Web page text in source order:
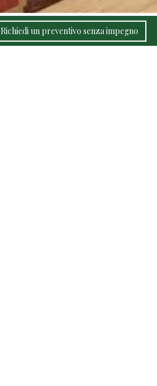
Richiedi un preventivo senza impegno